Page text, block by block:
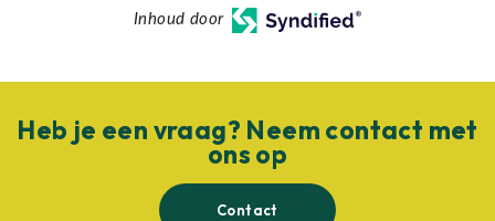
Inhoud door
Heb je een vraag? Neem contact met
ons op
Contact